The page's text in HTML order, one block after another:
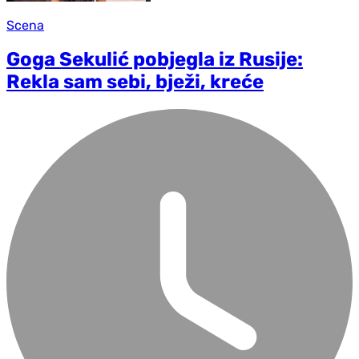
Scena
Goga Sekulić pobjegla iz Rusije:
Rekla sam sebi, bježi, kreće